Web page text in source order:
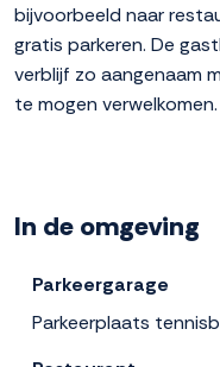
bijvoorbeeld naar
gratis parkeren. De
verblijf zo aangenaam
te mogen verwelkomen.
In de omgeving
Parkeergarage
Parkeerplaats